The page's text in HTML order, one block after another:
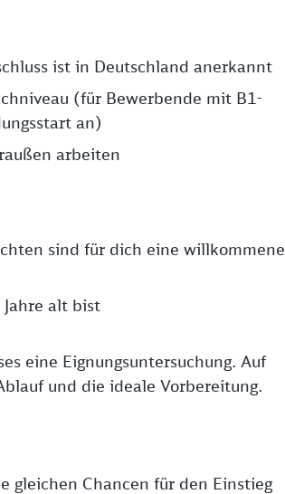
ist in Deutschland anerkannt
(für Bewerbende mit B1-
an)
arbeiten
sind für dich eine willkommene
alt bist
eine Eignungsuntersuchung. Auf
und die ideale Vorbereitung.
gleichen Chancen für den Einstieg